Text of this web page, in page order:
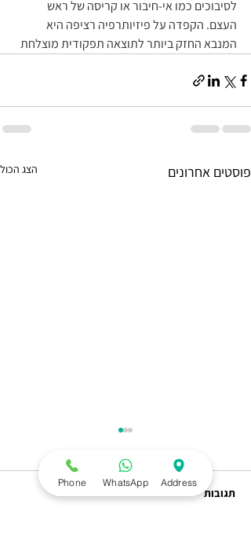
לסיבוכים כמו אי-חיבור או קריסה של ראש
העצם. הקפדה על פיזיותרפיה רציפה היא
המנבא החזק ביותר לתוצאה תפקודית מוצלחת
פוסטים אחרונים הצג הכול
תגובות
Phone WhatsApp Address